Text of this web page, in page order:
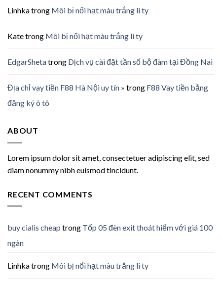
Linhkatrong Môi bị nổi hạt màu trắng li ty
Katetrong Môi bị nổi hạt màu trắng li ty
EdgarShetatrong Dịch vụ cài đặt tần số bộ đàm tại Đồng Nai
Địa chỉ vay tiền F88 Hà Nội uy tín » trong F88 Vay tiền bằng
đăng ký ô tô
ABOUT
Lorem ipsum dolor sit amet, consectetuer adipiscing elit, sed
diam nonummy nibh euismod tincidunt.
RECENT COMMENTS
buy cialis cheap trong Tốp 05 đèn exit thoát hiểm với giá 100
ngàn
Linhkatrong Môi bị nổi hạt màu trắng li ty